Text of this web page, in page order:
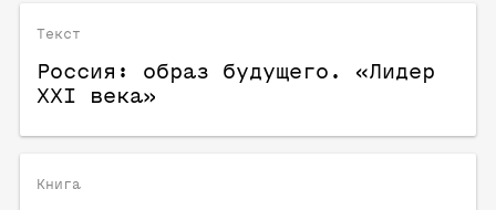
Текст
Россия: образ будущего. «Лидер
ХХI века»
Книга